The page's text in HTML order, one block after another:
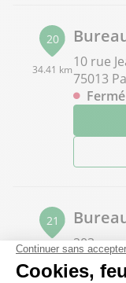
20
34.41 km10 rue
75013
21
35.09 km203 rue
75012